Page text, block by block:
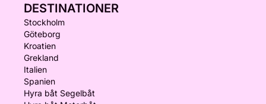
DESTINATIONER
Stockholm
Göteborg
Kroatien
Grekland
Italien
Spanien
Hyra båt Segelbåt